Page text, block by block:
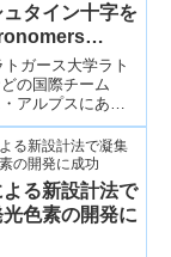
タイン十字を
Einstein
Fifth Image,
Dark
ガース大学ラト
の国際チーム
アルプスにある
遠鏡を中心に観測
て珍しい「アイ
る新設計法で
色素の開発に